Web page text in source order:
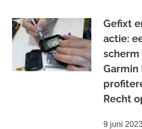
Gefixt
actie:
scherm
Garmin
Recht
9 juni